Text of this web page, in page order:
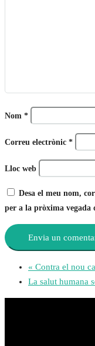
Nom *
Correu electrònic *
Lloc web
Desa el meu nom,
per a la pròxima vegada
« Contra el nou
La salut humana